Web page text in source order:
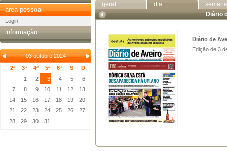
área pessoal
Login
informação
03 outubro 2024
2ª
3ª 4ª 5ª 6ª S
D
1
2 3 4 5
6
7
8 9 10 11 12
13
14
15 16 17 18 19
20
21
22 23 24 25 26
27
28
29 30 31
geral dia
semana
Diário
Diário de
Edição de 3